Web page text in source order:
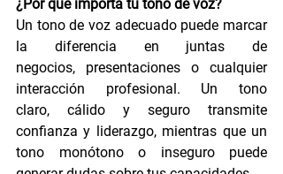
¿Por qué importa tu tono de voz?
Un tono de voz adecuado puede marcar
la diferencia en juntas de
negocios, presentaciones o cualquier
interacción profesional. Un tono
claro, cálido y seguro transmite
confianza y liderazgo, mientras que un
tono monótono o inseguro puede